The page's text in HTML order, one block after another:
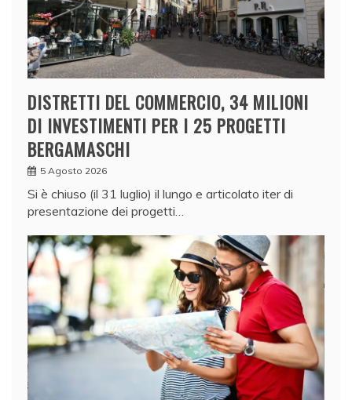
DISTRETTI DEL COMMERCIO, 34 MILIONI
DI INVESTIMENTI PER I 25 PROGETTI
BERGAMASCHI
5 Agosto 2026
Si è chiuso (il 31 luglio) il lungo e articolato iter di
presentazione dei progetti…